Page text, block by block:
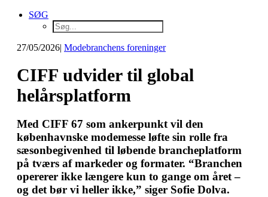
SØG
27/05/2026| Modebranchens foreninger
CIFF udvider til global
helårsplatform
Med CIFF 67 som ankerpunkt vil den
københavnske modemesse løfte sin rolle fra
sæsonbegivenhed til løbende brancheplatform
på tværs af markeder og formater. “Branchen
opererer ikke længere kun to gange om året –
og det bør vi heller ikke,” siger Sofie Dolva.